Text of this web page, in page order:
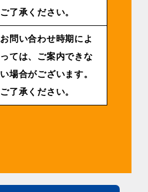
ご了承ください。
お問い合わせ時期によ
っては、ご案内できな
い場合がございます。
ご了承ください。